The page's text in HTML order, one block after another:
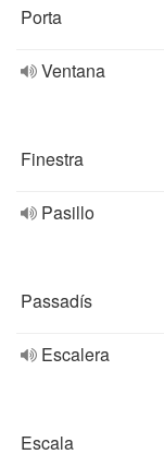
Porta
Ventana
Finestra
Pasillo
Passadís
Escalera
Escala